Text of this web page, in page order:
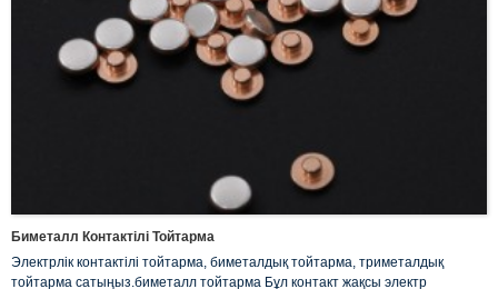
Биметалл Контактілі Тойтарма
Электрлік контактілі тойтарма, биметалдық тойтарма, триметалдық
тойтарма сатыңыз.биметалл тойтарма Бұл контакт жақсы электр